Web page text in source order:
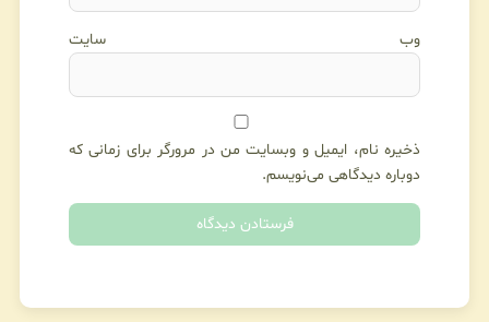
وب‌ سایت
ذخیره نام، ایمیل و وبسایت من در مرورگر برای زمانی که
دوباره دیدگاهی می‌نویسم.